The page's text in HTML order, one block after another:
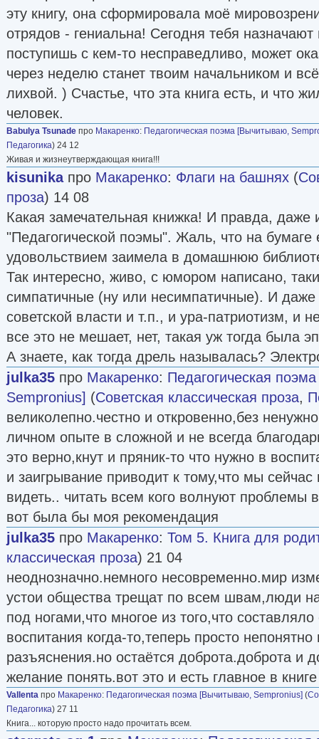
эту книгу, она сформировала моё
отрядов - гениальна! Сегодня тебя
поступишь с кем-то несправедливо, может
через неделю станет твоим начальником и
лихвой. ) Счастье, что эта книга есть, и что
человек.
Babulya Tsunade про Макаренко: Педагогическая поэма [Вычитываю,
Педагогика) 24 12
Живая и жизнеутверждающая книга!!!
kisunikaпро Макаренко: Флаги на башнях (
проза) 14 08
Какая замечательная книжка! И правда, даже
"Педагогической поэмы". Жаль, что на бумаге
удовольствием заимела в домашнюю
Так интересно, живо, с юмором написано,
симпатичные (ну или несимпатичные). И
советской власти и т.п., и ура-патриотизм, и
все это не мешает, нет, такая уж тогда была
А знаете, как тогда дрель называлась?
julka35 про Макаренко: Педагогическая
Sempronius] (Советская классическая проза,
великолепно.честно и откровенно,без
личном опыте в сложной и не всегда
это верно,кнут и пряник-то что нужно в
и заигрывание приводит к тому,что мы
видеть.. читать всем кого волнуют проблемы
вот была бы моя рекомендация
julka35 про Макаренко: Том 5. Книга для
классическая проза) 21 04
неоднозначно.немного несовременно.мир
устои общества трещат по всем швам,люди
под ногами,что многое из того,что
воспитания когда-то,теперь просто непонятно
разъяснения.но остаётся доброта.доброта и
желание понять.вот это и есть главное в книге
Vallenta про Макаренко: Педагогическая поэма [Вычитываю, Sempronius] (
Педагогика) 27 11
Книга... которую просто надо прочитать всем.